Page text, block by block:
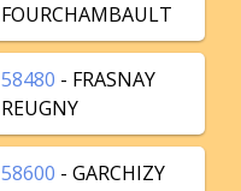
FOURCHAMBAULT
58480 - FRASNAY
REUGNY
58600 - GARCHIZY